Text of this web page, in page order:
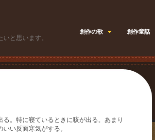
と思います。
創作の歌 創作童話
。特に寝ているときに咳が出る。あまり
い反面寒気がする。